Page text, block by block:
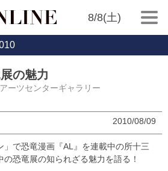
8/8(土)
の魅力
ーツセンターギャラリー
2010/08/09
」で恐竜漫画『AL』を連載中の所十三
恐竜展の知られざる魅力を語る！